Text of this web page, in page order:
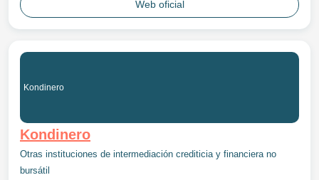
Web oficial
Kondinero
Kondinero
Otras instituciones de intermediación crediticia y financiera no
bursátil